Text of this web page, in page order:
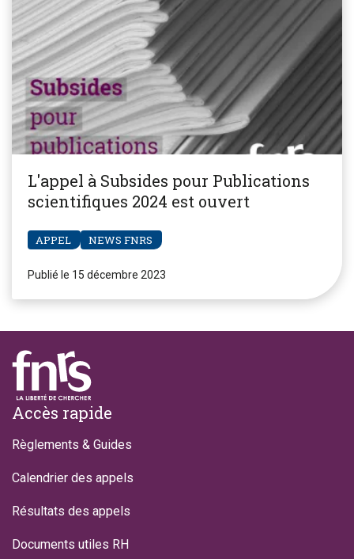
L'appel à Subsides pour Publications
scientifiques 2024 est ouvert
APPEL NEWS FNRS
Publié le 15 décembre 2023
Footer
Accès rapide
Règlements & Guides
Calendrier des appels
Résultats des appels
Documents utiles RH